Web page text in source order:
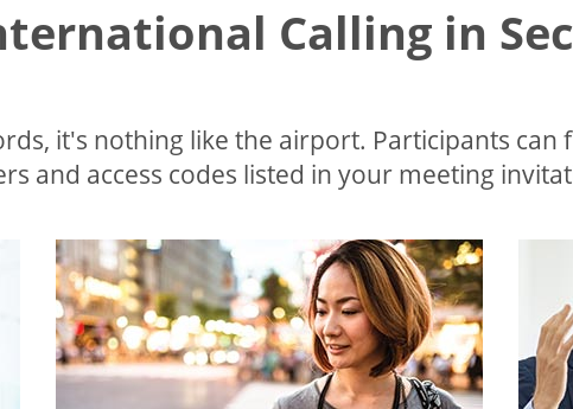
Calling in
it's nothing like the airport. Participants can
and access codes listed in your meeting